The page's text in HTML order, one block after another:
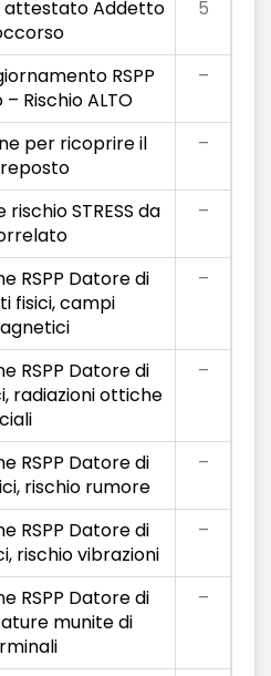
attestato Addetto
5
RSPP
Rischio ALTO
–
per ricoprire il
–
STRESS da
–
RSPP Datore di
fisici, campi
–
RSPP Datore di
radiazioni ottiche
–
RSPP Datore di
rischio rumore
–
RSPP Datore di
rischio vibrazioni
–
RSPP Datore di
munite di
–